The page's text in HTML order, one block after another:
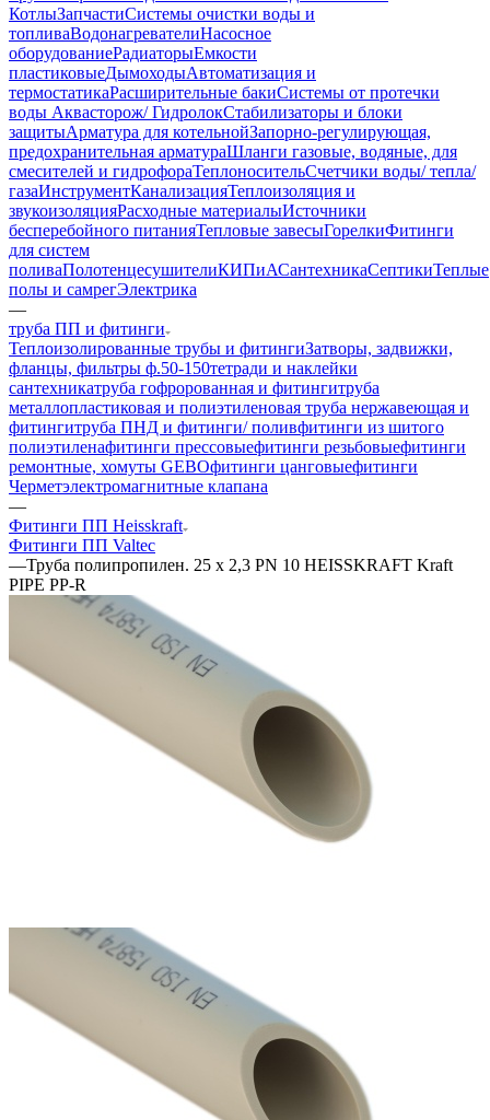
КотлыЗапчастиСистемы очистки воды и
топливаВодонагревателиНасосное
оборудованиеРадиаторыЕмкости
пластиковыеДымоходыАвтоматизация и
термостатикаРасширительные бакиСистемы от протечки
воды Аквасторож/ ГидролокСтабилизаторы и блоки
защитыАрматура для котельнойЗапорно-регулирующая,
предохранительная арматураШланги газовые, водяные, для
смесителей и гидрофораТеплоносительСчетчики воды/ тепла/
газаИнструментКанализацияТеплоизоляция и
звукоизоляцияРасходные материалыИсточники
бесперебойного питанияТепловые завесыГорелкиФитинги
для систем
поливаПолотенцесушителиКИПиАСантехникаСептикиТеплые
полы и самрегЭлектрика
—
труба ПП и фитинги
Теплоизолированные трубы и фитингиЗатворы, задвижки,
фланцы, фильтры ф.50-150тетради и наклейки
сантехникатруба гофророванная и фитингитруба
металлопластиковая и полиэтиленовая труба нержавеющая и
фитингитруба ПНД и фитинги/ поливфитинги из шитого
полиэтиленафитинги прессовыефитинги резьбовыефитинги
ремонтные, хомуты GEBOфитинги цанговыефитинги
Черметэлектромагнитные клапана
—
Фитинги ПП Heisskraft
Фитинги ПП Valtec
—Труба полипропилен. 25 х 2,3 PN 10 HEISSKRAFT Kraft
PIPE PP-R